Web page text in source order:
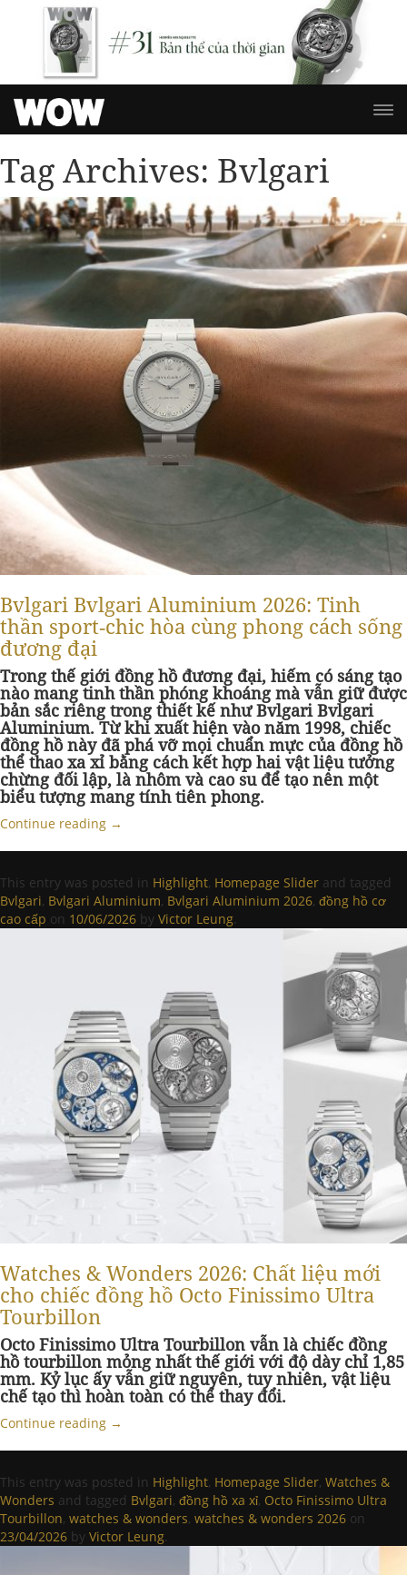
Tag Archives: Bvlgari
Bvlgari Bvlgari Aluminium 2026: Tinh
thần sport‑chic hòa cùng phong cách sống
đương đại
Trong thế giới đồng hồ đương đại, hiếm có sáng tạo
nào mang tinh thần phóng khoáng mà vẫn giữ được
bản sắc riêng trong thiết kế như Bvlgari Bvlgari
Aluminium. Từ khi xuất hiện vào năm 1998, chiếc
đồng hồ này đã phá vỡ mọi chuẩn mực của đồng hồ
thể thao xa xỉ bằng cách kết hợp hai vật liệu tưởng
chừng đối lập, là nhôm và cao su để tạo nên một
biểu tượng mang tính tiên phong.
Continue reading →
This entry was posted in Highlight, Homepage Slider and tagged
Bvlgari, Bvlgari Aluminium, Bvlgari Aluminium 2026, đồng hồ cơ
cao cấp on 10/06/2026 by Victor Leung.
Watches & Wonders 2026: Chất liệu mới
cho chiếc đồng hồ Octo Finissimo Ultra
Tourbillon
Octo Finissimo Ultra Tourbillon vẫn là chiếc đồng
hồ tourbillon mỏng nhất thế giới với độ dày chỉ 1,85
mm. Kỷ lục ấy vẫn giữ nguyên, tuy nhiên, vật liệu
chế tạo thì hoàn toàn có thể thay đổi.
Continue reading →
This entry was posted in Highlight, Homepage Slider, Watches &
Wonders and tagged Bvlgari, đồng hồ xa xỉ, Octo Finissimo Ultra
Tourbillon, watches & wonders, watches & wonders 2026 on
23/04/2026 by Victor Leung.